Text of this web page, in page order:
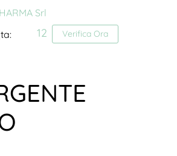
Srl
Verifica Ora
12